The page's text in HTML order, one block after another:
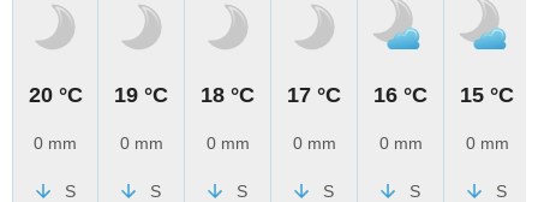
20 °C
0 mm
S
19 °C
0 mm
S
18 °C
0 mm
S
17 °C
0 mm
S
16 °C
0 mm
S
15 °C
0 mm
S